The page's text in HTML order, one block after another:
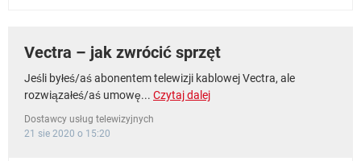
Vectra – jak zwrócić sprzęt
Jeśli byłeś/aś abonentem telewizji kablowej Vectra, ale
rozwiązałeś/aś umowę... Czytaj dalej
Dostawcy usług telewizyjnych
21 sie 2020 o 15:20